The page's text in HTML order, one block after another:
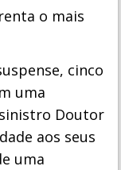
o mais
cinco
uma
Doutor
aos seus
uma